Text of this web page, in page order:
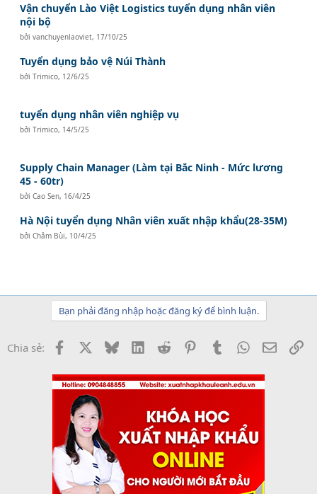
Vận chuyển Lào Việt Logistics tuyển dụng nhân viên
nội bộ
bởivanchuyenlaoviet, 17/10/25
Tuyển dụng bảo vệ Núi Thành
bởiTrimico, 12/6/25
tuyển dụng nhân viên nghiệp vụ
bởiTrimico, 14/5/25
Supply Chain Manager (Làm tại Bắc Ninh - Mức lương
45 - 60tr)
bởiCao Sen, 16/4/25
Hà Nội tuyển dụng Nhân viên xuất nhập khẩu(28-35M)
bởiChâm Bùi, 10/4/25
Bạn phải đăng nhập hoặc đăng ký để bình luận.
Chia sẻ: Facebook BlueskyLinkedInReddit PinterestTumblrWhatsApp
Email